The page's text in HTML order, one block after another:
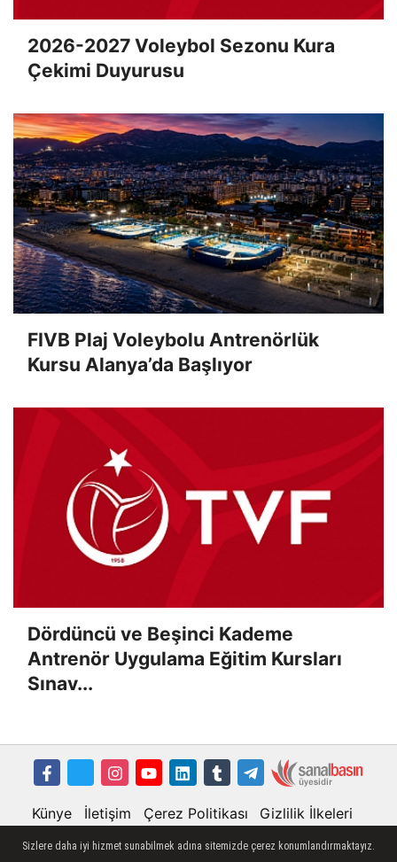
2026-2027 Voleybol Sezonu Kura
Çekimi Duyurusu
FIVB Plaj Voleybolu Antrenörlük
Kursu Alanya’da Başlıyor
Dördüncü ve Beşinci Kademe
Antrenör Uygulama Eğitim Kursları
Sınav...
Künye İletişim Çerez Politikası Gizlilik İlkeleri
Sizlere daha iyi hizmet sunabilmek adına sitemizde çerez konumlandırmaktayız.